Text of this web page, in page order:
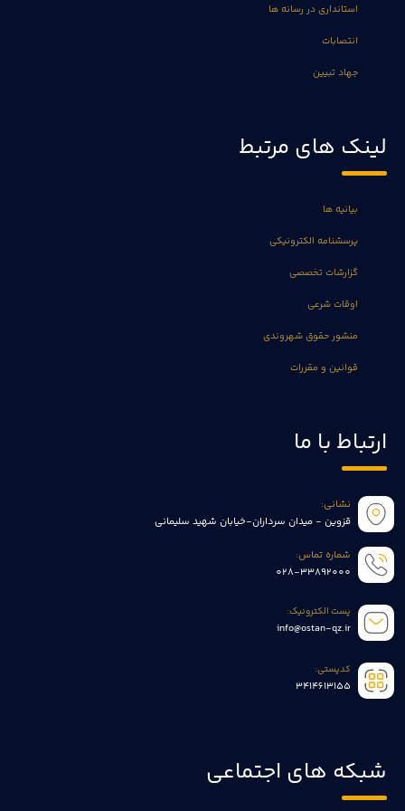
استانداری در رسانه ها
انتصابات
جهاد تبیین
لینک های مرتبط
بیانیه ها
پرسشنامه الکترونیکی
گزارشات تخصصی
اوقات شرعی
منشور حقوق شهروندی
قوانین و مقررات
ارتباط با ما
نشانی:
قزوین - میدان سرداران-خیابان شهید سلیمانی
شماره تماس:
028-33892000
پست الکترونیک:
info@ostan-qz.ir
کدپستی:
3414613155
شبکه های اجتماعی